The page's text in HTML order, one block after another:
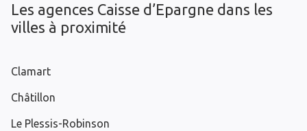
Les agences Caisse d’Epargne dans les
villes à proximité
Clamart
Châtillon
Le Plessis-Robinson